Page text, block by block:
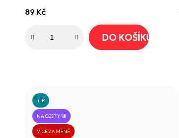
z
hvězdiček.
89 Kč
DO KOŠÍKU
TIP
NA CESTY 🎒
VÍCE ZA MÉNĚ